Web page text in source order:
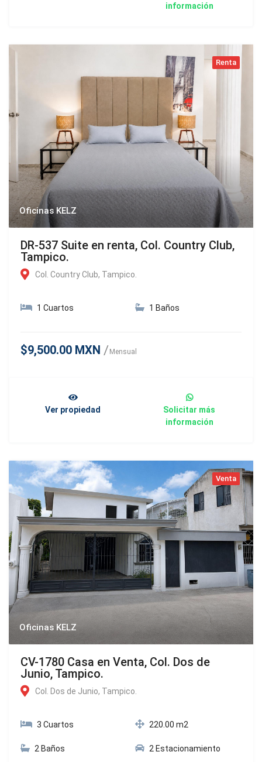
información
Renta
Oficinas KELZ
DR-537 Suite en renta, Col. Country Club,
Tampico.
Col. Country Club, Tampico.
1 Cuartos 1 Baños
$9,500.00 MXN Mensual
Ver propiedad
Solicitar más
información
Venta
Oficinas KELZ
CV-1780 Casa en Venta, Col. Dos de
Junio, Tampico.
Col. Dos de Junio, Tampico.
3 Cuartos
2 Baños
220.00 m2
2 Estacionamiento